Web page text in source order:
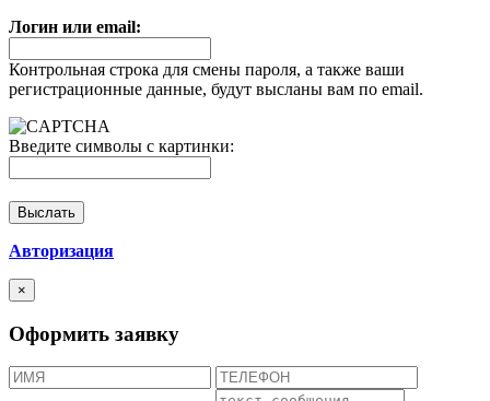
Логин или email:
Контрольная строка для смены пароля, а также ваши
регистрационные данные, будут высланы вам по email.
Введите символы с картинки:
Авторизация
×
Оформить заявку